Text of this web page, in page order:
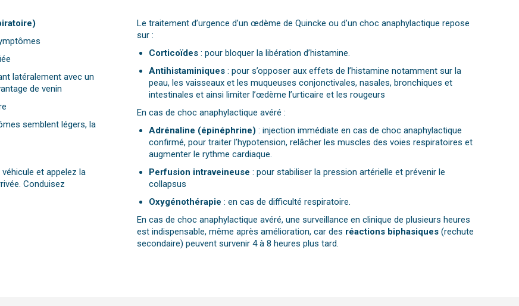
latéralement avec un
de venin
semblent légers, la
et appelez la
Conduisez
Le traitement d’urgence d’un œdème de Quincke ou d’un choc anaphylactique repose
sur :
Corticoïdes : pour bloquer la libération d’histamine.
Antihistaminiques : pour s’opposer aux effets de l’histamine notamment sur la
peau, les vaisseaux et les muqueuses conjonctivales, nasales, bronchiques et
intestinales et ainsi limiter l’œdème l’urticaire et les rougeurs
En cas de choc anaphylactique avéré :
Adrénaline (épinéphrine) : injection immédiate en cas de choc anaphylactique
confirmé, pour traiter l’hypotension, relâcher les muscles des voies respiratoires et
augmenter le rythme cardiaque.
Perfusion intraveineuse : pour stabiliser la pression artérielle et prévenir le
collapsus
Oxygénothérapie : en cas de difficulté respiratoire.
En cas de choc anaphylactique avéré, une surveillance en clinique de plusieurs heures
est indispensable, même après amélioration, car des réactions biphasiques (rechute
secondaire) peuvent survenir 4 à 8 heures plus tard.